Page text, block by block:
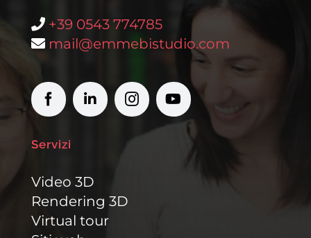
+39 0543 774785
mail@emmebistudio.com
Servizi
Video 3D
Rendering 3D
Virtual tour